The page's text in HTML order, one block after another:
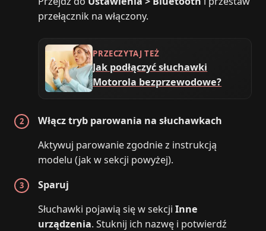
przełącznik na włączony.
PRZECZYTAJ TEŻ
Jak podłączyć słuchawki
Motorola bezprzewodowe?
Włącz tryb parowania na słuchawkach
Aktywuj parowanie zgodnie z instrukcją
modelu (jak w sekcji powyżej).
Sparuj
Słuchawki pojawią się w sekcjiInne
urządzenia. Stuknij ich nazwę i potwierdź